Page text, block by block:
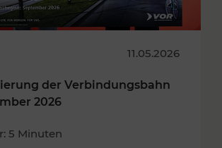
11.05.2026
der Verbindungsbahn
2026
5 Minuten